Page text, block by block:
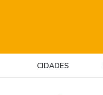
CIDADES